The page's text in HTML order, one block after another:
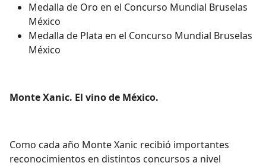
Medalla de Oro en el Concurso Mundial Bruselas
México
Medalla de Plata en el Concurso Mundial Bruselas
México
Monte Xanic. El vino de México.
Como cada año Monte Xanic recibió importantes
reconocimientos en distintos concursos a nivel